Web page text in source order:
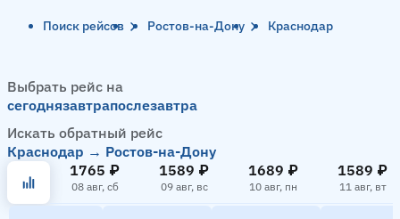
Поиск рейсов Ростов-на-Дону Краснодар
Выбрать рейс на
сегоднязавтрапослезавтра
Искать обратный рейс
Краснодар → Ростов-на-Дону
1765 ₽
08 авг, сб
1589 ₽
09 авг, вс
1689 ₽
10 авг, пн
1589 ₽
11 авг, вт